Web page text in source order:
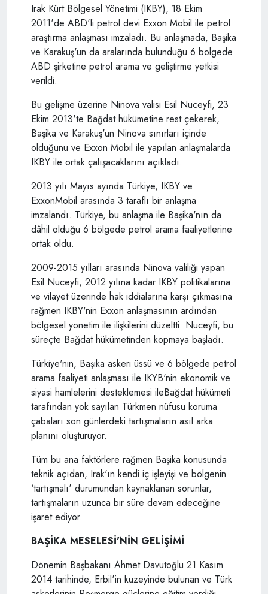
Irak Kürt Bölgesel Yönetimi (IKBY), 18 Ekim
2011'de ABD'li petrol devi Exxon Mobil ile petrol
araştırma anlaşması imzaladı. Bu anlaşmada, Başika
ve Karakuş'un da aralarında bulunduğu 6 bölgede
ABD şirketine petrol arama ve geliştirme yetkisi
verildi.
Bu gelişme üzerine Ninova valisi Esil Nuceyfi, 23
Ekim 2013'te Bağdat hükümetine rest çekerek,
Başika ve Karakuş'un Ninova sınırları içinde
olduğunu ve Exxon Mobil ile yapılan anlaşmalarda
IKBY ile ortak çalışacaklarını açıkladı.
2013 yılı Mayıs ayında Türkiye, IKBY ve
ExxonMobil arasında 3 taraflı bir anlaşma
imzalandı. Türkiye, bu anlaşma ile Başika'nın da
dâhil olduğu 6 bölgede petrol arama faaliyetlerine
ortak oldu.
2009-2015 yılları arasında Ninova valiliği yapan
Esil Nuceyfi, 2012 yılına kadar IKBY politikalarına
ve vilayet üzerinde hak iddialarına karşı çıkmasına
rağmen IKBY'nin Exxon anlaşmasının ardından
bölgesel yönetim ile ilişkilerini düzeltti. Nuceyfi, bu
süreçte Bağdat hükümetinden kopmaya başladı.
Türkiye'nin, Başika askeri üssü ve 6 bölgede petrol
arama faaliyeti anlaşması ile IKYB'nin ekonomik ve
siyasi hamlelerini desteklemesi ileBağdat hükümeti
tarafından yok sayılan Türkmen nüfusu koruma
çabaları son günlerdeki tartışmaların asıl arka
planını oluşturuyor.
Tüm bu ana faktörlere rağmen Başika konusunda
teknik açıdan, Irak'ın kendi iç işleyişi ve bölgenin
‘tartışmalı' durumundan kaynaklanan sorunlar,
tartışmaların uzunca bir süre devam edeceğine
işaret ediyor.
BAŞİKA MESELESİ'NİN GELİŞİMİ
Dönemin Başbakanı Ahmet Davutoğlu 21 Kasım
2014 tarihinde, Erbil'in kuzeyinde bulunan ve Türk